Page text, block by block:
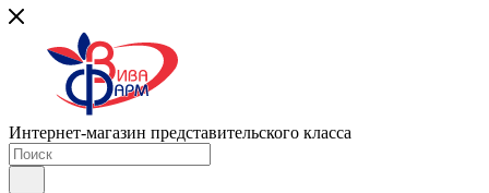
Интернет-магазин представительского класса